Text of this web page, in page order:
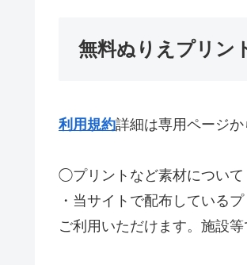
無料ぬりえプリン
利用規約詳細は専用ページか
◯プリントなど素材について
・当サイトで配布している
ご利用いただけます。施設